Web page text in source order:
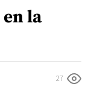
la
27